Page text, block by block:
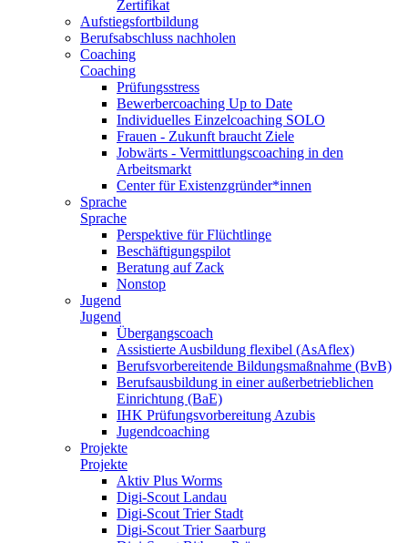
Zertifikat
Aufstiegsfortbildung
Berufsabschluss nachholen
Coaching
Coaching
Prüfungsstress
Bewerbercoaching Up to Date
Individuelles Einzelcoaching SOLO
Frauen - Zukunft braucht Ziele
Jobwärts - Vermittlungscoaching in den
Arbeitsmarkt
Center für Existenzgründer*innen
Sprache
Sprache
Perspektive für Flüchtlinge
Beschäftigungspilot
Beratung auf Zack
Nonstop
Jugend
Jugend
Übergangscoach
Assistierte Ausbildung flexibel (AsAflex)
Berufsvorbereitende Bildungsmaßnahme (BvB)
Berufsausbildung in einer außerbetrieblichen
Einrichtung (BaE)
IHK Prüfungsvorbereitung Azubis
Jugendcoaching
Projekte
Projekte
Aktiv Plus Worms
Digi-Scout Landau
Digi-Scout Trier Stadt
Digi-Scout Trier Saarburg